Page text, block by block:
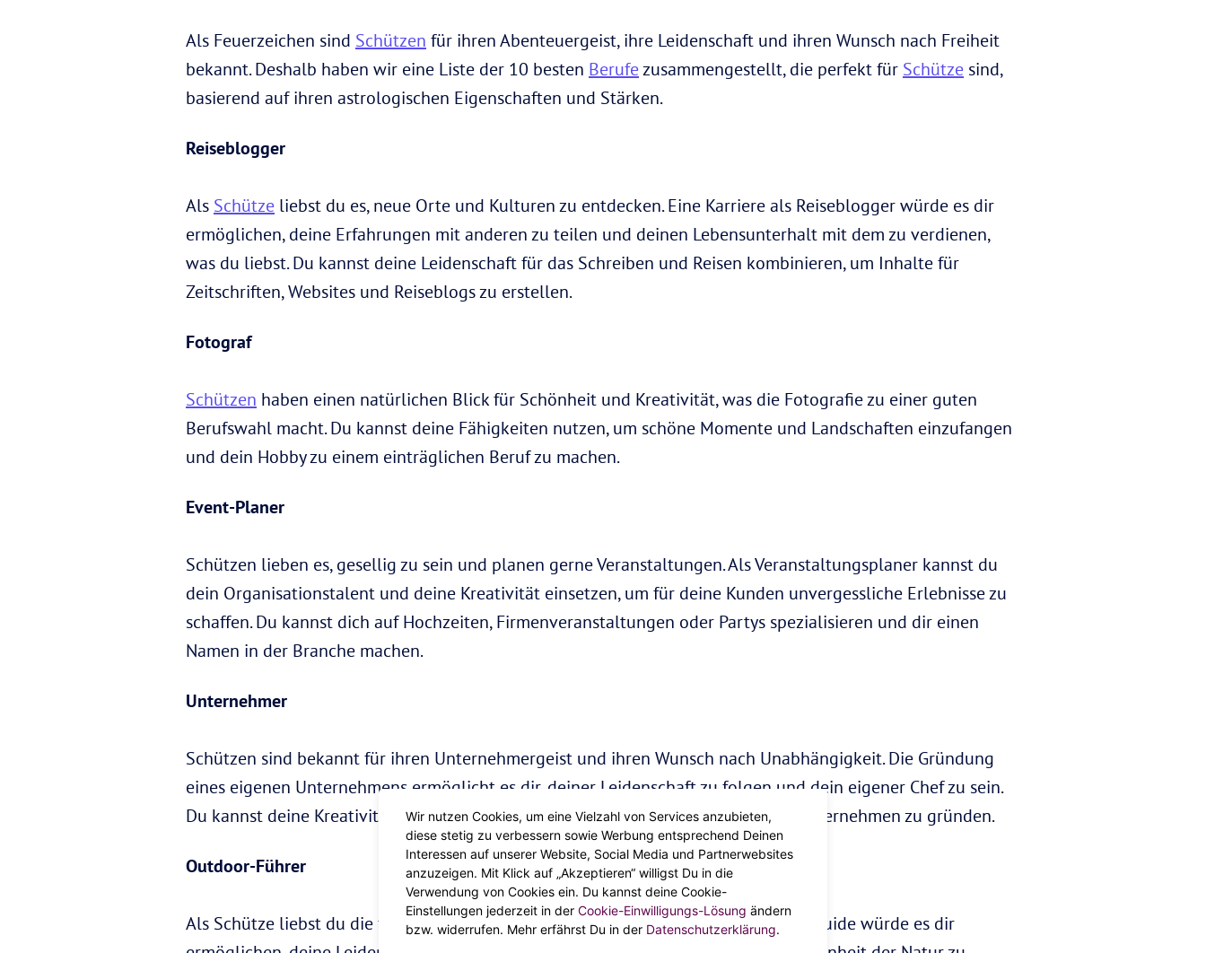
Als Feuerzeichen sind Schützen für ihren Abenteuergeist, ihre Leidenschaft und ihren Wunsch nach Freiheit
bekannt. Deshalb haben wir eine Liste der 10 besten Berufezusammengestellt, die perfekt für Schütze sind,
basierend auf ihren astrologischen Eigenschaften und Stärken.
Reiseblogger
Als Schütze liebst du es, neue Orte und Kulturen zu entdecken. Eine Karriere als Reiseblogger würde es dir
ermöglichen, deine Erfahrungen mit anderen zu teilen und deinen Lebensunterhalt mit dem zu verdienen,
was du liebst. Du kannst deine Leidenschaft für das Schreiben und Reisen kombinieren, um Inhalte für
Zeitschriften, Websites und Reiseblogs zu erstellen.
Fotograf
Schützen haben einen natürlichen Blick für Schönheit und Kreativität, was die Fotografie zu einer guten
Berufswahl macht. Du kannst deine Fähigkeiten nutzen, um schöne Momente und Landschaften einzufangen
und dein Hobby zu einem einträglichen Beruf zu machen.
Event-Planer
Schützen lieben es, gesellig zu sein und planen gerne Veranstaltungen. Als Veranstaltungsplaner kannst du
dein Organisationstalent und deine Kreativität einsetzen, um für deine Kunden unvergessliche Erlebnisse zu
schaffen. Du kannst dich auf Hochzeiten, Firmenveranstaltungen oder Partys spezialisieren und dir einen
Namen in der Branche machen.
Unternehmer
Schützen sind bekannt für ihren Unternehmergeist und ihren Wunsch nach Unabhängigkeit. Die Gründung
eines eigenen Unternehmens ermöglicht es dir, deiner Leidenschaft zu folgen und dein eigener Chef zu sein.
Du kannst deine Kreativität und innovativen Ideen nutzen, um ein erfolgreiches Unternehmen zu gründen.
Outdoor-Führer
Als Schütze liebst du die freie Natur und das Abenteuer. Eine Karriere als Outdoor-Guide würde es dir
Wir nutzen Cookies, um eine Vielzahl von Services anzubieten,
diese stetig zu verbessern sowie Werbung entsprechend Deinen
Interessen auf unserer Website, Social Media und Partnerwebsites
anzuzeigen. Mit Klick auf „Akzeptieren“ willigst Du in die
Verwendung von Cookies ein. Du kannst deine Cookie-
Einstellungen jederzeit in der Cookie-Einwilligungs-Lösung ändern
bzw. widerrufen. Mehr erfährst Du in der Datenschutzerklärung.